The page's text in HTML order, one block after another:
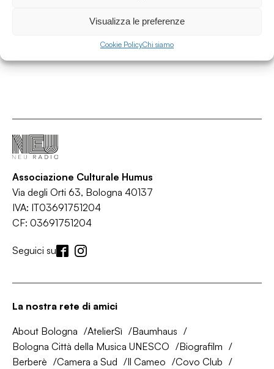
Visualizza le preferenze
Cookie PolicyChi siamo
Associazione Culturale Humus
Via degli Orti 63, Bologna 40137
IVA: IT03691751204
CF: 03691751204
Seguici su
La nostra rete di amici
About Bologna AtelierSì
Baumhaus
Bologna Città della Musica UNESCO
Biografilm
Berberè
Camera a Sud Il Cameo
Covo Club